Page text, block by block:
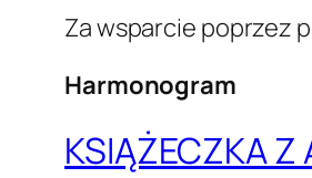
Za wsparcie poprzez
Harmonogram
KSIĄŻECZKA Z